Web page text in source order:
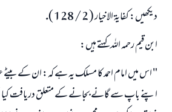
ديكھيں: كفايۃ الاخيار ( 2 / 128 ).
ابن قيم رحمہ اللہ كہتے ہيں:
" اس ميں امام احمد كا مسلك يہ ہے كہ: ان كے بيٹے
اپنے باپ سے گانے بجانے كے متعلق دريافت كيا